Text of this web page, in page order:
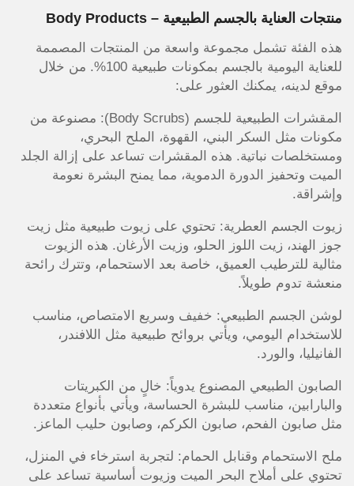
منتجات العناية بالجسم الطبيعية – Body Products
هذه الفئة تشمل مجموعة واسعة من المنتجات المصممة
للعناية اليومية بالجسم بمكونات طبيعية 100%. من خلال
موقع لدينه، يمكنك العثور على:
المقشرات الطبيعية للجسم (Body Scrubs): مصنوعة من
مكونات مثل السكر البني، القهوة، الملح البحري،
ومستخلصات نباتية. هذه المقشرات تساعد على إزالة الجلد
الميت وتحفيز الدورة الدموية، مما يمنح البشرة نعومة
وإشراقة.
زيوت الجسم العطرية: تحتوي على زيوت طبيعية مثل زيت
جوز الهند، زيت اللوز الحلو، وزيت الأرغان. هذه الزيوت
مثالية للترطيب العميق، خاصة بعد الاستحمام، وتترك رائحة
منعشة تدوم طويلاً.
لوشن الجسم الطبيعي: خفيف وسريع الامتصاص، مناسب
للاستخدام اليومي، ويأتي بروائح طبيعية مثل اللافندر،
الفانيليا، والورد.
الصابون الطبيعي المصنوع يدوياً: خالٍ من الكبريتات
والبارابين، مناسب للبشرة الحساسة، ويأتي بأنواع متعددة
مثل صابون الفحم، صابون الكركم، وصابون حليب الماعز.
ملح الاستحمام وقنابل الحمام: لتجربة استرخاء في المنزل،
تحتوي على أملاح البحر الميت وزيوت أساسية تساعد على